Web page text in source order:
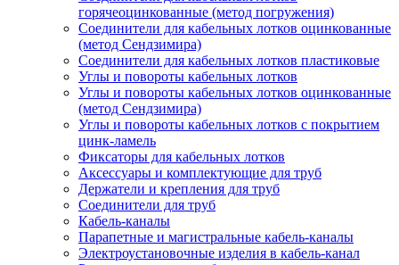
горячеоцинкованные (метод погружения)
Соединители для кабельных лотков оцинкованные
(метод Сендзимира)
Соединители для кабельных лотков пластиковые
Углы и повороты кабельных лотков
Углы и повороты кабельных лотков оцинкованные
(метод Сендзимира)
Углы и повороты кабельных лотков с покрытием
цинк-ламель
Фиксаторы для кабельных лотков
Аксессуары и комплектующие для труб
Держатели и крепления для труб
Соединители для труб
Кабель-каналы
Парапетные и магистральные кабель-каналы
Электроустановочные изделия в кабель-канал